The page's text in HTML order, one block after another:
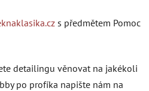
s předmětem Pomoc
detailingu věnovat na jakékoli
po profíka napište nám na